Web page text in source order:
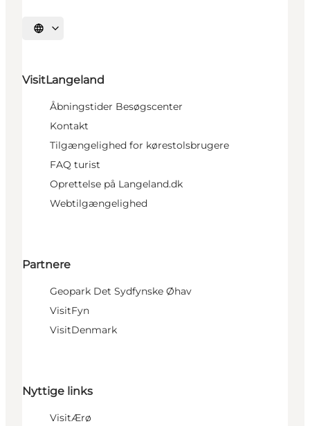
Vælg sprog
VisitLangeland
Åbningstider Besøgscenter
Kontakt
Tilgængelighed for kørestolsbrugere
FAQ turist
Oprettelse på Langeland.dk
Webtilgængelighed
Partnere
Geopark Det Sydfynske Øhav
VisitFyn
VisitDenmark
Nyttige links
VisitÆrø